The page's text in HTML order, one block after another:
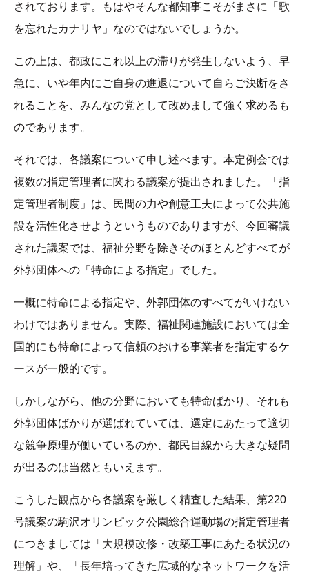
されております。もはやそんな都知事こそがまさに「歌
を忘れたカナリヤ」なのではないでしょうか。
この上は、都政にこれ以上の滞りが発生しないよう、早
急に、いや年内にご自身の進退について自らご決断をさ
れることを、みんなの党として改めまして強く求めるも
のであります。
それでは、各議案について申し述べます。本定例会では
複数の指定管理者に関わる議案が提出されました。「指
定管理者制度」は、民間の力や創意工夫によって公共施
設を活性化させようというものでありますが、今回審議
された議案では、福祉分野を除きそのほとんどすべてが
外郭団体への「特命による指定」でした。
一概に特命による指定や、外郭団体のすべてがいけない
わけではありません。実際、福祉関連施設においては全
国的にも特命によって信頼のおける事業者を指定するケ
ースが一般的です。
しかしながら、他の分野においても特命ばかり、それも
外郭団体ばかりが選ばれていては、選定にあたって適切
な競争原理が働いているのか、都民目線から大きな疑問
が出るのは当然ともいえます。
こうした観点から各議案を厳しく精査した結果、第220
号議案の駒沢オリンピック公園総合運動場の指定管理者
につきましては「大規模改修・改築工事にあたる状況の
理解」や、「長年培ってきた広域的なネットワークを活